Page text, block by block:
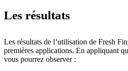
Les résultats
Les résultats de l’utilisation de Fresh
premières applications. En appliquant
vous pourrez observer :